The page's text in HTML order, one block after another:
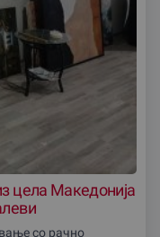
цела Македониjа
со рачно